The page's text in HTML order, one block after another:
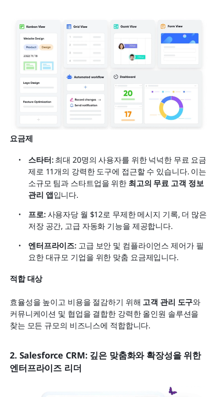
요금제
스타터: 최대 20명의 사용자를 위한 넉넉한 무료 요금
제로 11개의 강력한 도구에 접근할 수 있습니다. 이는
소규모 팀과 스타트업을 위한 최고의 무료 고객 정보
관리 앱입니다.
프로: 사용자당 월 $12로 무제한 메시지 기록, 더 많은
저장 공간, 고급 자동화 기능을 제공합니다.
엔터프라이즈: 고급 보안 및 컴플라이언스 제어가 필
요한 대규모 기업을 위한 맞춤 요금제입니다.
적합 대상
효율성을 높이고 비용을 절감하기 위해 고객 관리 도구와
커뮤니케이션 및 협업을 결합한 강력한 올인원 솔루션을
찾는 모든 규모의 비즈니스에 적합합니다.
2. Salesforce CRM: 깊은 맞춤화와 확장성을 위한
엔터프라이즈 리더